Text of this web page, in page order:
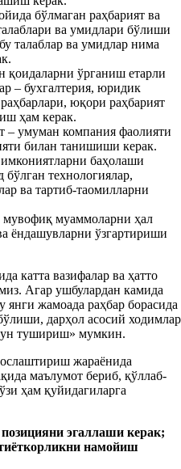
бўлмаган раҳбарият ва
ва умидлари бўлиши
талаблар ва умидлар нима
қоидаларни ўрганиш етарли
– бухгалтерия, юридик
юқори раҳбарият
ҳам керак.
– умуман компания фаолияти
билан танишиши керак.
баҳолаши
технологиялар,
ва тартиб-таомилларни
мувофиқ муаммоларни ҳал
ёндашувларни ўзгартириши
катта вазифалар ва ҳатто
Агар ушбулардан камида
янги жамоада раҳбар борасида
дарҳол асосий ходимлар
тушириш» мумкин.
жараёнида
маълумот бериб, қўллаб-
ҳам қуйидагиларга
эгаллаши керак;
корликни намойиш